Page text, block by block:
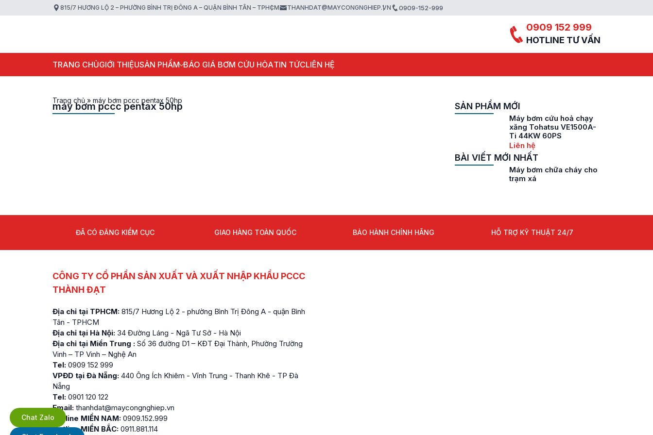
815/7 HƯƠNG LỘ 2 – PHƯỜNG BÌNH TRỊ ĐÔNG A – QUẬN BÌNH TÂN – TPHCM THANHDAT@MAYCONGNGHIEP.VN 0909-152-999
0909 152 999
HOTLINE TƯ VẤN
TRANG CHỦGIỚI THIỆUSẢN PHẨM BÁO GIÁ BƠM CỨU HỎATIN TỨCLIÊN HỆ
Trang chủ » máy bơm pccc pentax 50hp
máy bơm pccc pentax 50hp SẢN PHẨM MỚI
Máy bơm cứu hoả chạy
xăng Tohatsu VE1500A-
Ti 44KW 60PS
Liên hệ
BÀI VIẾT MỚI NHẤT
Máy bơm chữa cháy cho
trạm xá
ĐÃ CÓ ĐĂNG KIỂM CỤC GIAO HÀNG TOÀN QUỐC BẢO HÀNH CHÍNH HÃNG HỖ TRỢ KỸ THUẬT 24/7
CÔNG TY CỔ PHẦN SẢN XUẤT VÀ XUẤT NHẬP KHẨU PCCC
THÀNH ĐẠT
Địa chỉ tại TPHCM: 815/7 Hương Lộ 2 - phường Bình Trị Đông A - quận Bình
Tân - TPHCM
Địa chỉ tại Hà Nội: 34 Đường Láng - Ngã Tư Sở - Hà Nội
Địa chỉ tại Miền Trung : Số 36 đường D1 – KĐT Đại Thành, Phường Trường
Vinh – TP Vinh – Nghệ An
Tel: 0909 152 999
VPĐD tại Đà Nẵng: 440 Ông Ích Khiêm - Vĩnh Trung - Thanh Khê - TP Đà
Nẵng
Tel: 0901 120 122
Email: thanhdat@maycongnghiep.vn
Hotline MIỀN NAM: 0909.152.999
Hotline MIỀN BẮC: 0911.881.114
Chat Zalo